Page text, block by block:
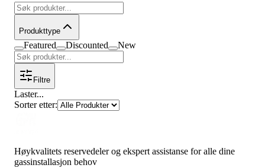
Produkttype
Featured Discounted New
Filtre
Laster...
Sorter etter:
Høykvalitets reservedeler og ekspert assistanse for alle dine
gassinstallasjon behov